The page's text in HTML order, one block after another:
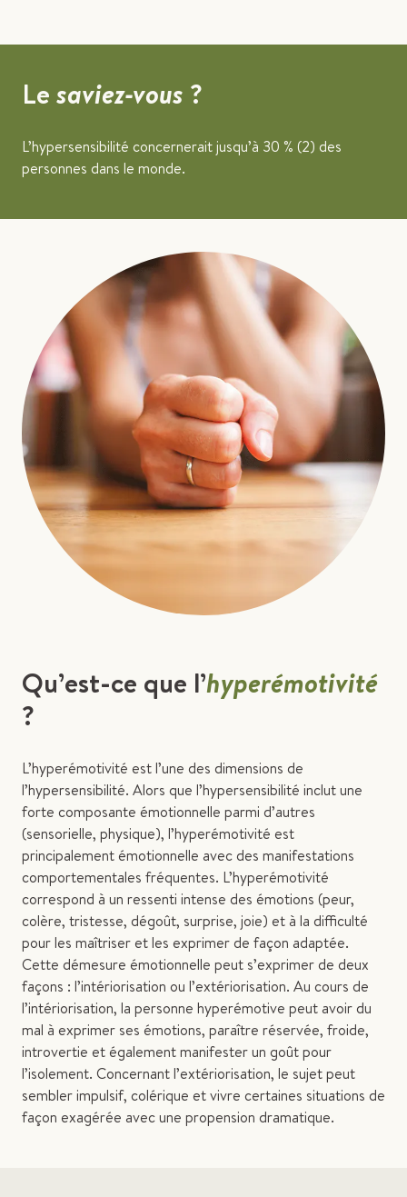
Lesaviez-vous ?
L’hypersensibilité concernerait jusqu’à 30 % (2) des
personnes dans le monde.
Qu’est-ce que l’hyperémotivité
?
L’hyperémotivité est l’une des dimensions de
l’hypersensibilité. Alors que l’hypersensibilité inclut une
forte composante émotionnelle parmi d’autres
(sensorielle, physique), l’hyperémotivité est
principalement émotionnelle avec des manifestations
comportementales fréquentes. L’hyperémotivité
correspond à un ressenti intense des émotions (peur,
colère, tristesse, dégoût, surprise, joie) et à la difficulté
pour les maîtriser et les exprimer de façon adaptée.
Cette démesure émotionnelle peut s’exprimer de deux
façons : l’intériorisation ou l’extériorisation. Au cours de
l’intériorisation, la personne hyperémotive peut avoir du
mal à exprimer ses émotions, paraître réservée, froide,
introvertie et également manifester un goût pour
l’isolement. Concernant l’extériorisation, le sujet peut
sembler impulsif, colérique et vivre certaines situations de
façon exagérée avec une propension dramatique.